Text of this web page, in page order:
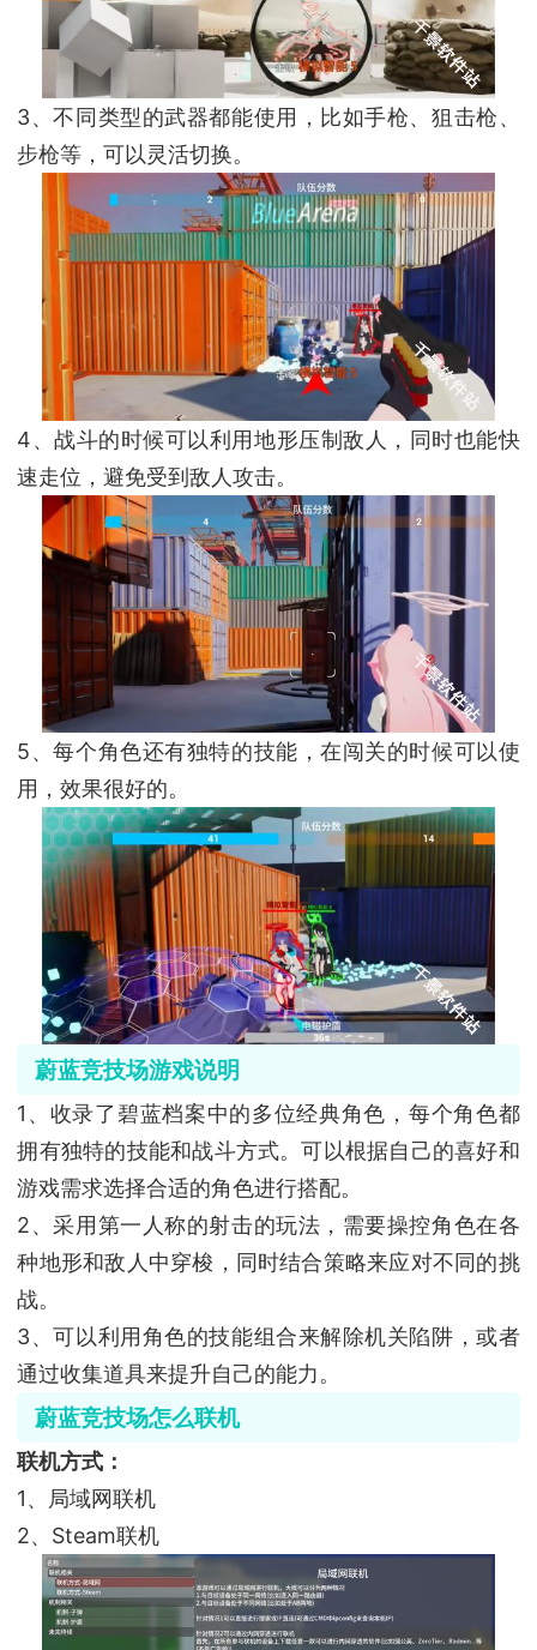
3、不同类型的武器都能使用，比如手枪、狙击枪、
步枪等，可以灵活切换。
4、战斗的时候可以利用地形压制敌人，同时也能快
速走位，避免受到敌人攻击。
5、每个角色还有独特的技能，在闯关的时候可以使
用，效果很好的。
蔚蓝竞技场游戏说明
1、收录了碧蓝档案中的多位经典角色，每个角色都
拥有独特的技能和战斗方式。可以根据自己的喜好和
游戏需求选择合适的角色进行搭配。
2、采用第一人称的射击的玩法，需要操控角色在各
种地形和敌人中穿梭，同时结合策略来应对不同的挑
战。
3、可以利用角色的技能组合来解除机关陷阱，或者
通过收集道具来提升自己的能力。
蔚蓝竞技场怎么联机
联机方式：
1、局域网联机
2、Steam联机